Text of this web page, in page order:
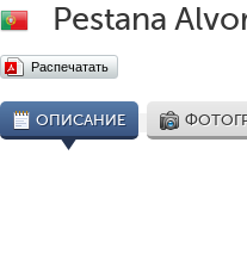
Pestana
Распечатать
ОПИСАНИЕ